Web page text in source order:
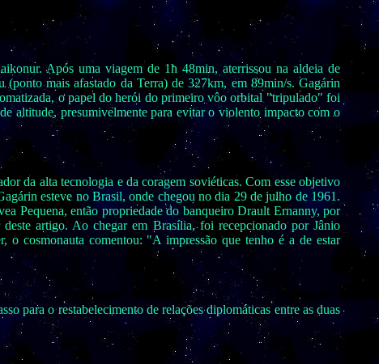
Após uma viagem de 1h 48min, aterrissou na aldeia de
mais afastado da Terra) de 327km, em 89min/s. Gagárin
o papel do herói do primeiro vôo orbital "tripulado" foi
altitude, presumivelmente para evitar o violento impacto com o
da alta tecnologia e da coragem soviéticas. Com esse objetivo
esteve no Brasil, onde chegou no dia 29 de julho de 1961.
Pequena, então propriedade do banqueiro Drault Ernanny, por
artigo. Ao chegar em Brasília, foi recepcionado por Jânio
cosmonauta comentou: "A impressão que tenho é a de estar
para o restabelecimento de relações diplomáticas entre as duas